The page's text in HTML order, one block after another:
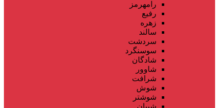
رامهرمز
رفیع
زهره
سالند
سردشت
سوسنگرد
شادگان
شاوور
شرافت
شوش
شوشتر
شیبان